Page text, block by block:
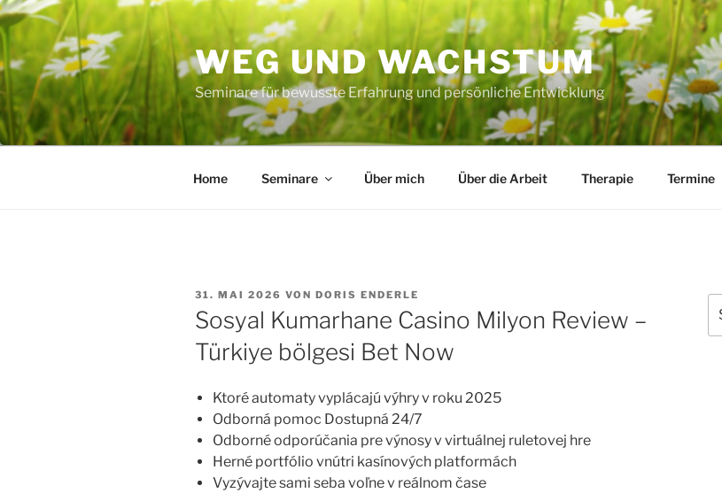
Zum
Inhalt
springen
WEG UND WACHSTUM
Seminare für bewusste Erfahrung und persönliche Entwicklung
Home Seminare Über mich Über die Arbeit Therapie Termine
VERÖFFENTLICHT
AM
31. MAI 2026 VON DORIS ENDERLE
Sosyal Kumarhane Casino Milyon Review –
Türkiye bölgesi Bet Now
Ktoré automaty vyplácajú výhry v roku 2025
Odborná pomoc Dostupná 24/7
Odborné odporúčania pre výnosy v virtuálnej ruletovej hre
Herné portfólio vnútri kasínových platformách
Vyzývajte sami seba voľne v reálnom čase